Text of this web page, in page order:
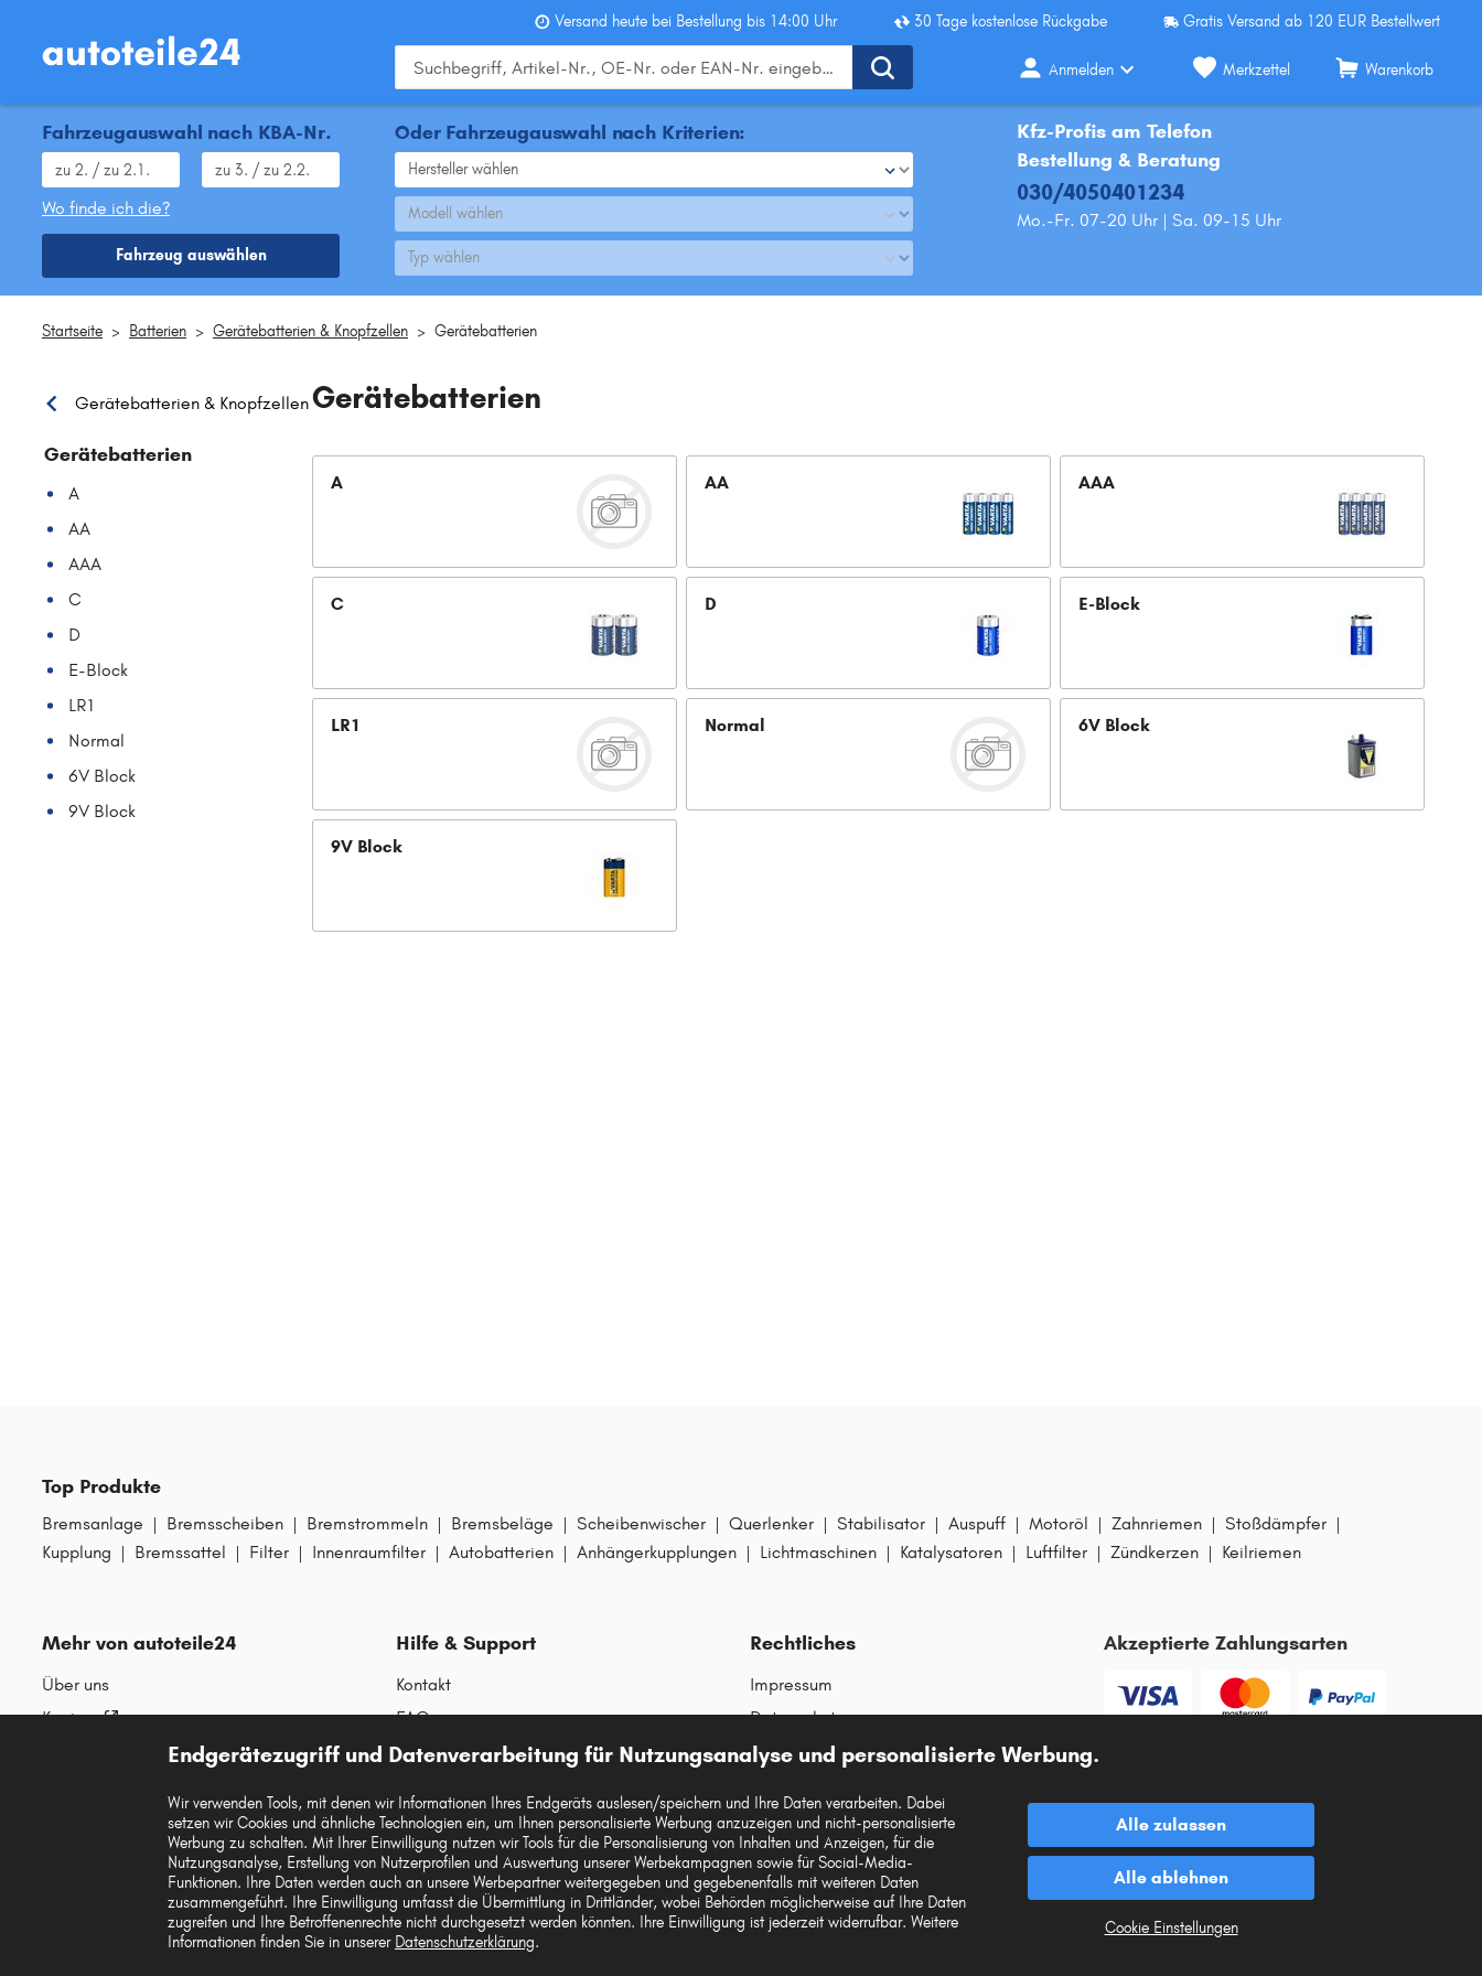
Versand heute bei Bestellung bis 14:00 Uhr 30 Tage kostenlose Rückgabe Gratis Versand ab 120 EUR Bestellwert
Anmelden Merkzettel Warenkorb
Fahrzeugauswahl nach KBA-Nr.
Wo finde ich die?
Fahrzeug auswählen
Oder Fahrzeugauswahl nach Kriterien:
Hersteller wählen
Modell wählen
Typ wählen
Kfz-Profis am Telefon
Bestellung & Beratung
030/4050401234
Mo.-Fr. 07-20 Uhr | Sa. 09-15 Uhr
Startseite > Batterien > Gerätebatterien & Knopfzellen > Gerätebatterien
Gerätebatterien & Knopfzellen
Gerätebatterien
A
AA
AAA
C
D
E-Block
LR1
Normal
6V Block
9V Block
Gerätebatterien
A AA AAA
C D E-Block
LR1 Normal 6V Block
9V Block
Top Produkte
Bremsanlage | Bremsscheiben | Bremstrommeln | Bremsbeläge | Scheibenwischer | Querlenker | Stabilisator | Auspuff | Motoröl | Zahnriemen | Stoßdämpfer |
Kupplung | Bremssattel | Filter | Innenraumfilter | Autobatterien | Anhängerkupplungen | Lichtmaschinen | Katalysatoren | Luftfilter | Zündkerzen | Keilriemen
Mehr von autoteile24
Über uns
Karriere
Corporate Website
Hilfe & Support
Kontakt
FAQs
Zahlung
Retouren & Garantie
Austauschartikel
Rechtliches
Impressum
Datenschutz
AGBs
Whistleblowersystem
Cookie-Einstellungen
Akzeptierte Zahlungsarten
Unsere Versandpartner
Endgerätezugriff und Datenverarbeitung für Nutzungsanalyse und personalisierte Werbung.
Wir verwenden Tools, mit denen wir Informationen Ihres Endgeräts auslesen/speichern und Ihre Daten verarbeiten. Dabei
setzen wir Cookies und ähnliche Technologien ein, um Ihnen personalisierte Werbung anzuzeigen und nicht-personalisierte
Werbung zu schalten. Mit Ihrer Einwilligung nutzen wir Tools für die Personalisierung von Inhalten und Anzeigen, für die
Nutzungsanalyse, Erstellung von Nutzerprofilen und Auswertung unserer Werbekampagnen sowie für Social-Media-
Funktionen. Ihre Daten werden auch an unsere Werbepartner weitergegeben und gegebenenfalls mit weiteren Daten
zusammengeführt. Ihre Einwilligung umfasst die Übermittlung in Drittländer, wobei Behörden möglicherweise auf Ihre Daten
zugreifen und Ihre Betroffenenrechte nicht durchgesetzt werden könnten. Ihre Einwilligung ist jederzeit widerrufbar. Weitere
Informationen finden Sie in unserer Datenschutzerklärung.
Alle zulassen
Alle ablehnen
Cookie Einstellungen